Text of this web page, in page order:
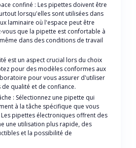
confiné : Les pipettes doivent être
lorsqu'elles sont utilisées dans
laminaire où l'espace peut être
vous que la pipette est confortable à
dans des conditions de travail
est un aspect crucial lors du choix
pour des modèles conformes aux
pour vous assurer d'utiliser
qualité et de confiance.
: Sélectionnez une pipette qui
à la tâche spécifique que vous
pipettes électroniques offrent des
une utilisation plus rapide, des
et la possibilité de